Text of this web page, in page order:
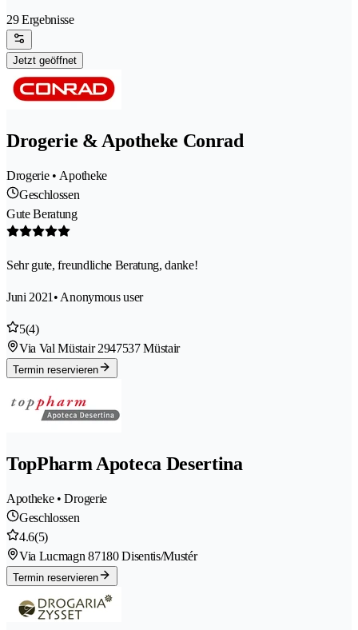
29 Ergebnisse
Jetzt geöffnet
Drogerie & Apotheke Conrad
Drogerie • Apotheke
Geschlossen
Gute Beratung
Sehr gute, freundliche Beratung, danke!
Juni 2021 • Anonymous user
5(4)
Via Val Müstair 2947537 Müstair
Termin reservieren
TopPharm Apoteca Desertina
Apotheke • Drogerie
Geschlossen
4.6(5)
Via Lucmagn 87180 Disentis/Mustér
Termin reservieren